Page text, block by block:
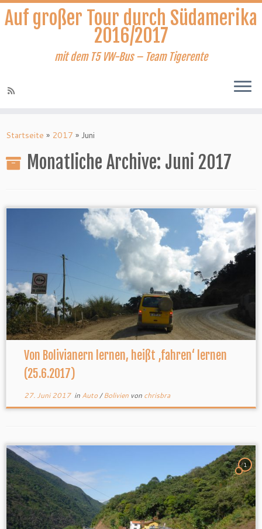
Inhalt
Auf großer Tour durch Südamerika
2016/2017
mit dem T5 VW-Bus – Team Tigerente
Startseite » 2017 » Juni
Monatliche Archive: Juni 2017
Von Bolivianern lernen, heißt ‚fahren‘ lernen
(25.6.2017)
27. Juni 2017in Auto/Bolivien von chrisbra
1